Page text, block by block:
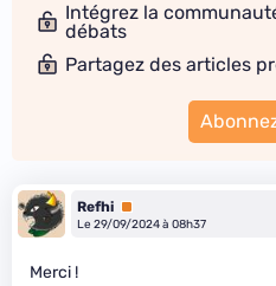
Intégrez la
débats
Partagez des articles
Refhi Premium
Le 29/09/2024 à 08h37
Merci !